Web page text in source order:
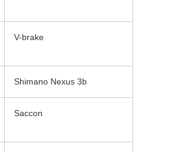
V-brake
Shimano Nexus 3b
Saccon